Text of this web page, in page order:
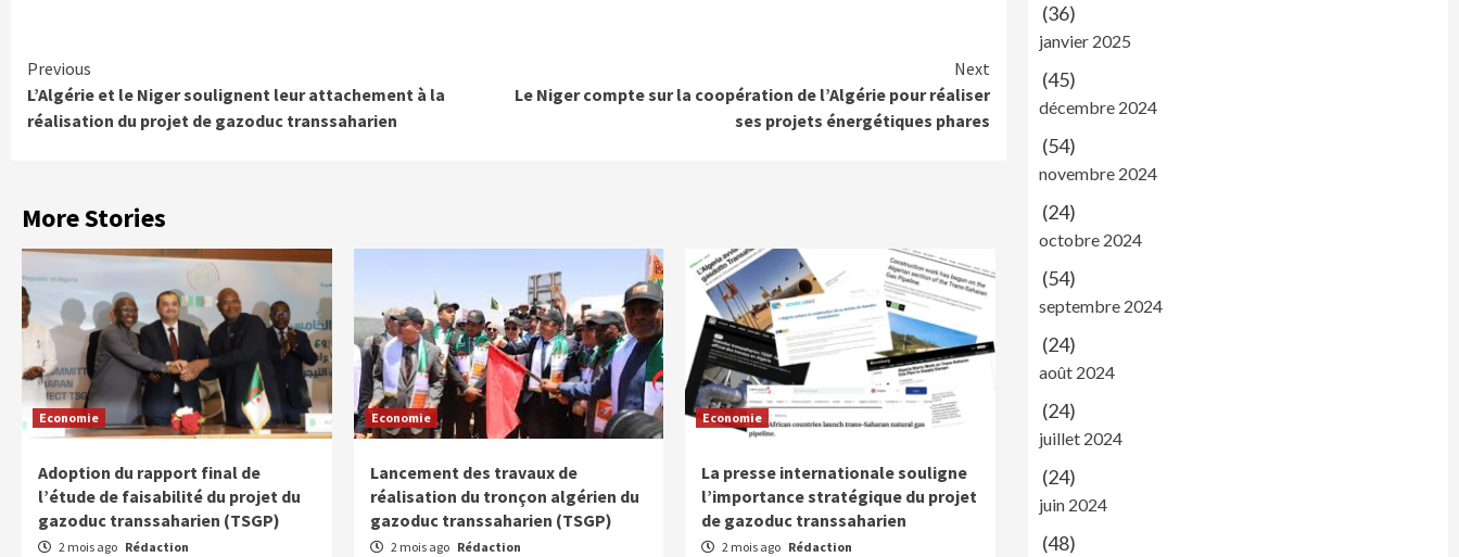
Continue
Reading
Previous
L’Algérie et le Niger soulignent leur attachement à la
réalisation du projet de gazoduc transsaharien
Next
Le Niger compte sur la coopération de l’Algérie pour réaliser
ses projets énergétiques phares
More Stories
Economie
Adoption du rapport final de
l’étude de faisabilité du projet du
gazoduc transsaharien (TSGP)
2 mois ago Rédaction
Economie
Lancement des travaux de
réalisation du tronçon algérien du
gazoduc transsaharien (TSGP)
2 mois ago Rédaction
Economie
La presse internationale souligne
l’importance stratégique du projet
de gazoduc transsaharien
2 mois ago Rédaction
(36)
janvier 2025
(45)
décembre 2024
(54)
novembre 2024
(24)
octobre 2024
(54)
septembre 2024
(24)
août 2024
(24)
juillet 2024
(24)
juin 2024
(48)